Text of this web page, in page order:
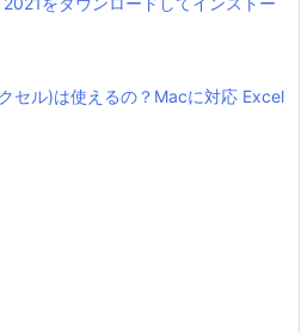
セル)は使えるの？Macに対応 Excel